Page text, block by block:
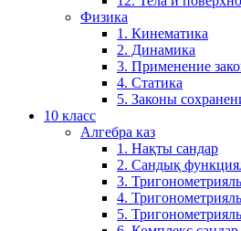
Физика
1. Кинематика
2. Динамика
3. Применение
4. Статика
5. Законы
10 класс
Алгебра каз
1. Нақты сандар
2. Сандық
3.
4.
5.